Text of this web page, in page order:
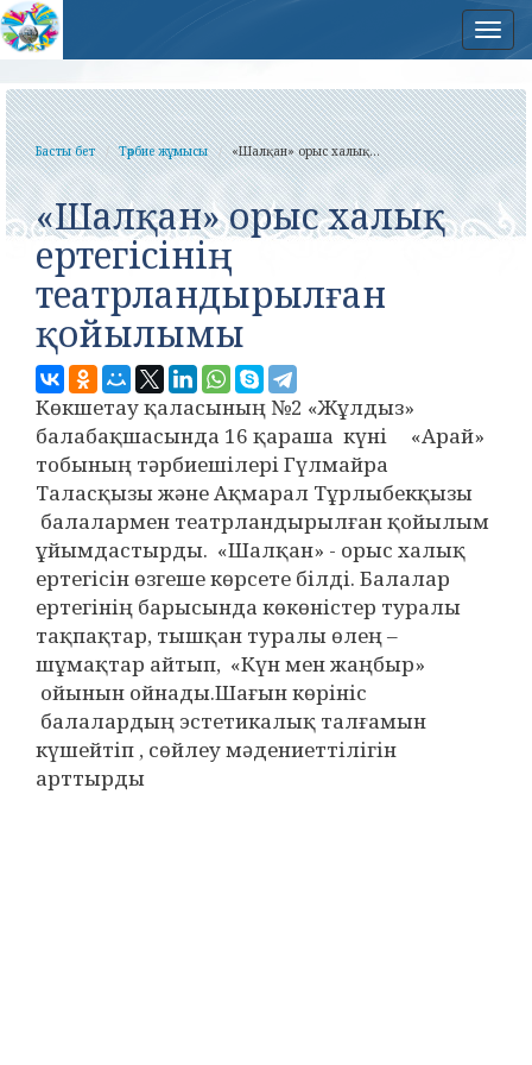
Басты бет Тәрбие жұмысы «Шалқан» орыс халық...
«Шалқан» орыс халық
ертегісінің
театрландырылған
қойылымы
Көкшетау қаласының №2 «Жұлдыз»
балабақшасында 16 қараша күні «Арай»
тобының тәрбиешілері Гүлмайра
Таласқызы және Ақмарал Тұрлыбекқызы
балалармен театрландырылған қойылым
ұйымдастырды. «Шалқан» - орыс халық
ертегісін өзгеше көрсете білді. Балалар
ертегінің барысында көкөністер туралы
тақпақтар, тышқан туралы өлең –
шұмақтар айтып, «Күн мен жаңбыр»
ойынын ойнады.Шағын көрініс
балалардың эстетикалық талғамын
күшейтіп , сөйлеу мәдениеттілігін
арттырды